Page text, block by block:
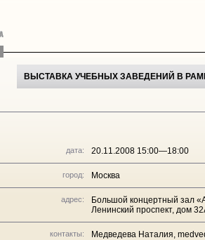
ВЫСТАВКА УЧЕБНЫХ ЗАВЕДЕНИЙ В
дата: 20.11.2008 15:00—18:00
город: Москва
адрес:
Большой концертный зал
Ленинский проспект, дом
контакты: Медведева Наталия,